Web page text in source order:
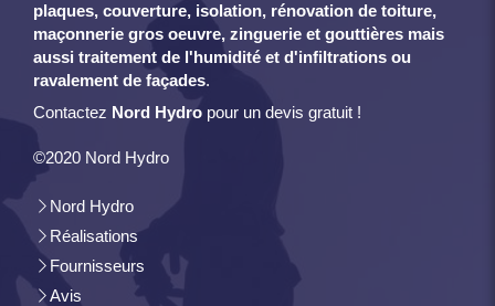
plaques, couverture, isolation, rénovation de toiture,
maçonnerie gros oeuvre, zinguerie et gouttières mais
aussi traitement de l'humidité et d'infiltrations ou
ravalement de façades.
Contactez Nord Hydro pour un devis gratuit !
©2020 Nord Hydro
Nord Hydro
Réalisations
Fournisseurs
Avis